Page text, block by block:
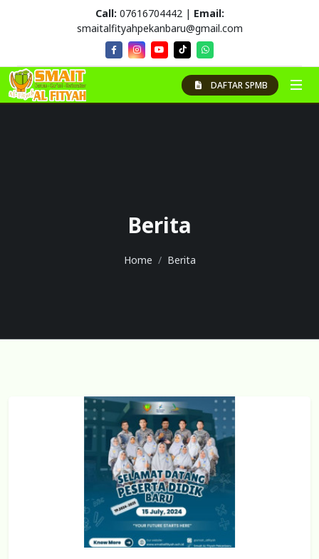
Call: 07616704442 | Email:
smaitalfityahpekanbaru@gmail.com
DAFTAR SPMB
Berita
Home Berita